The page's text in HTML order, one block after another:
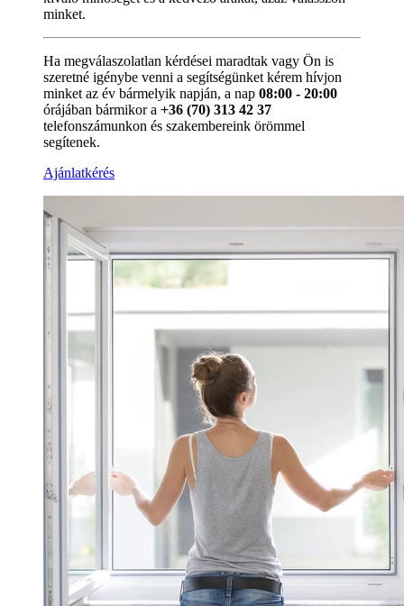
minket.
Ha megválaszolatlan kérdései maradtak vagy Ön is
szeretné igénybe venni a segítségünket kérem hívjon
minket az év bármelyik napján, a nap 08:00 - 20:00
órájában bármikor a +36 (70) 313 42 37
telefonszámunkon és szakembereink örömmel
segítenek.
Ajánlatkérés